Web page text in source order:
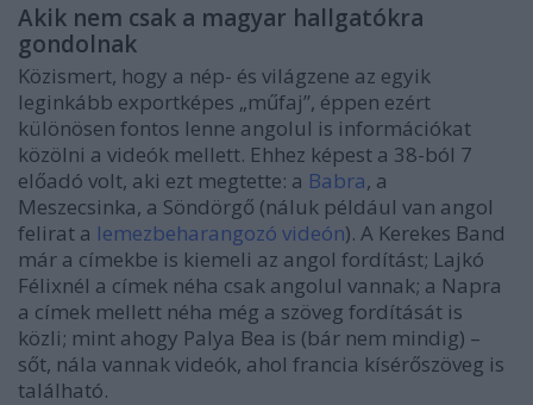
Akik nem csak a magyar hallgatókra
gondolnak
Közismert, hogy a nép- és világzene az egyik
leginkább exportképes „műfaj”, éppen ezért
különösen fontos lenne angolul is információkat
közölni a videók mellett. Ehhez képest a 38-ból 7
előadó volt, aki ezt megtette: a Babra, a
Meszecsinka, a Söndörgő (náluk például van angol
felirat a lemezbeharangozó videón). A Kerekes Band
már a címekbe is kiemeli az angol fordítást; Lajkó
Félixnél a címek néha csak angolul vannak; a Napra
a címek mellett néha még a szöveg fordítását is
közli; mint ahogy Palya Bea is (bár nem mindig) –
sőt, nála vannak videók, ahol francia kísérőszöveg is
található.